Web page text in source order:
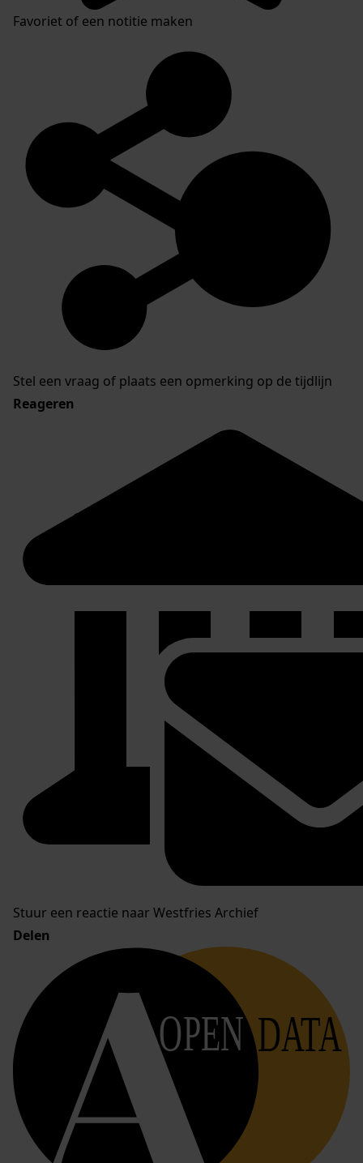
Favoriet of een notitie maken
Stel een vraag of plaats een opmerking op de tijdlijn
Reageren
Stuur een reactie naar Westfries Archief
Delen
OPEN DATA